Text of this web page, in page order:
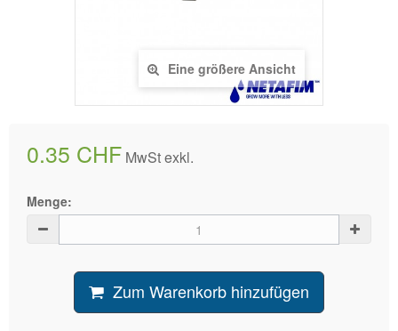
Eine größere Ansicht
0.35 CHF MwSt exkl.
Menge:
Zum Warenkorb hinzufügen